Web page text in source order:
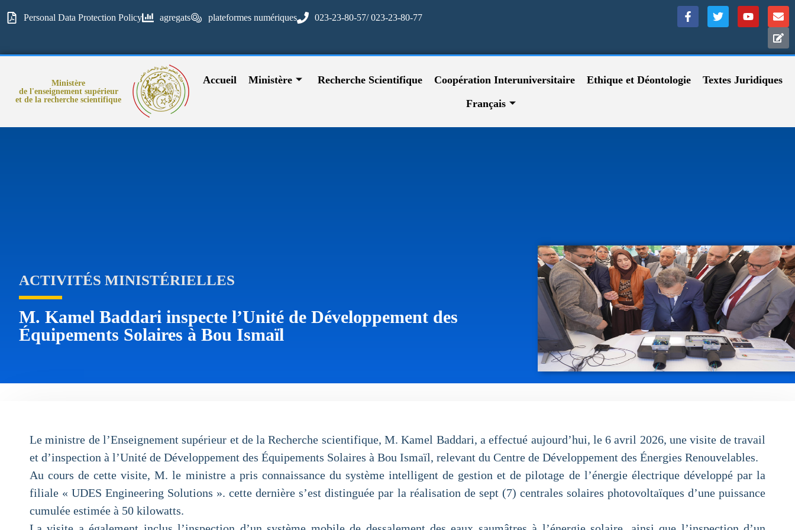
Personal Data Protection Policy agregats plateformes numériques 023-23-80-57/ 023-23-80-77
Ministère
de l'enseignement supérieur
et de la recherche scientifique
Accueil Ministère Recherche Scientifique Coopération Interuniversitaire Ethique et Déontologie
Textes Juridiques
Français
ACTIVITÉS MINISTÉRIELLES
M. Kamel Baddari inspecte l’Unité de Développement des
Équipements Solaires à Bou Ismaïl
Le ministre de l’Enseignement supérieur et de la Recherche scientifique, M. Kamel Baddari, a effectué aujourd’hui, le 6 avril 2026, une visite de travail
et d’inspection à l’Unité de Développement des Équipements Solaires à Bou Ismaïl, relevant du Centre de Développement des Énergies Renouvelables.
Au cours de cette visite, M. le ministre a pris connaissance du système intelligent de gestion et de pilotage de l’énergie électrique développé par la
filiale « UDES Engineering Solutions ». cette dernière s’est distinguée par la réalisation de sept (7) centrales solaires photovoltaïques d’une puissance
cumulée estimée à 50 kilowatts.